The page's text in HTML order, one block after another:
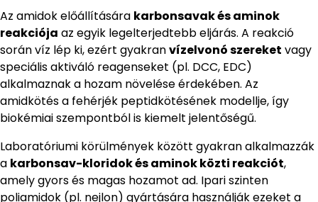
Az amidok előállítására karbonsavak és aminok
reakciója az egyik legelterjedtebb eljárás. A reakció
során víz lép ki, ezért gyakranvízelvonó szereket vagy
speciális aktiváló reagenseket (pl. DCC, EDC)
alkalmaznak a hozam növelése érdekében. Az
amidkötés a fehérjék peptidkötésének modellje, így
biokémiai szempontból is kiemelt jelentőségű.
Laboratóriumi körülmények között gyakran alkalmazzák
a karbonsav-kloridok és aminok közti reakciót,
amely gyors és magas hozamot ad. Ipari szinten
poliamidok (pl. nejlon) gyártására használják ezeket a